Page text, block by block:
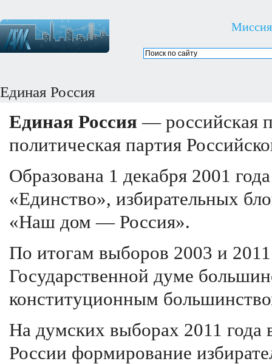
Миссия
Единая Россия
Единая Россия — российская
политическая партия
Образована 1 декабря 2001
«Единство», избирательных
«Наш дом — Россия».
По итогам выборов 2003 и
Государственной думе
конституционным
На думских выборах 2011 года
России формирование